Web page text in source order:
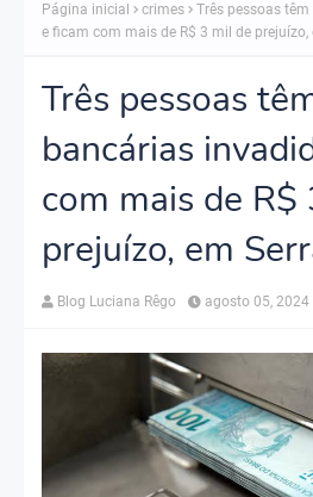
Página inicial crimes
Três pessoas
e ficam com mais de R$ 3 mil de prejuízo,
Três pessoas
bancárias
com mais de R$
prejuízo, em
Blog Luciana Rêgo agosto 05, 2024